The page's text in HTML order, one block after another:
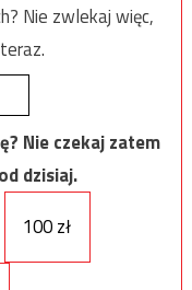
Nie zwlekaj więc,
Nie czekaj zatem
dzisiaj.
100 zł